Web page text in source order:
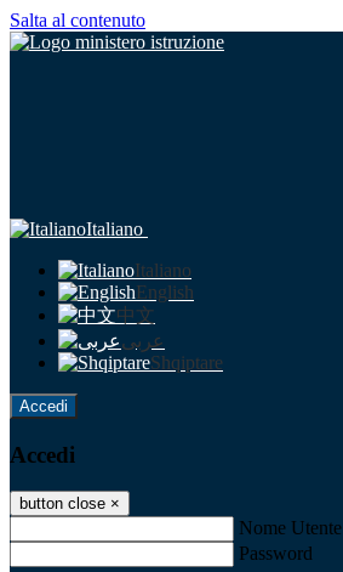
Salta al contenuto
Italiano
Italiano
English
中文
عربى
Shqiptare
Accedi
Accedi
button close ×
Nome Utente
Password